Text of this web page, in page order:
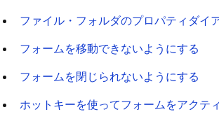
ファイル・フォルダのプロパティダイ
フォームを移動できないようにする
フォームを閉じられないようにする
ホットキーを使ってフォームをアクテ